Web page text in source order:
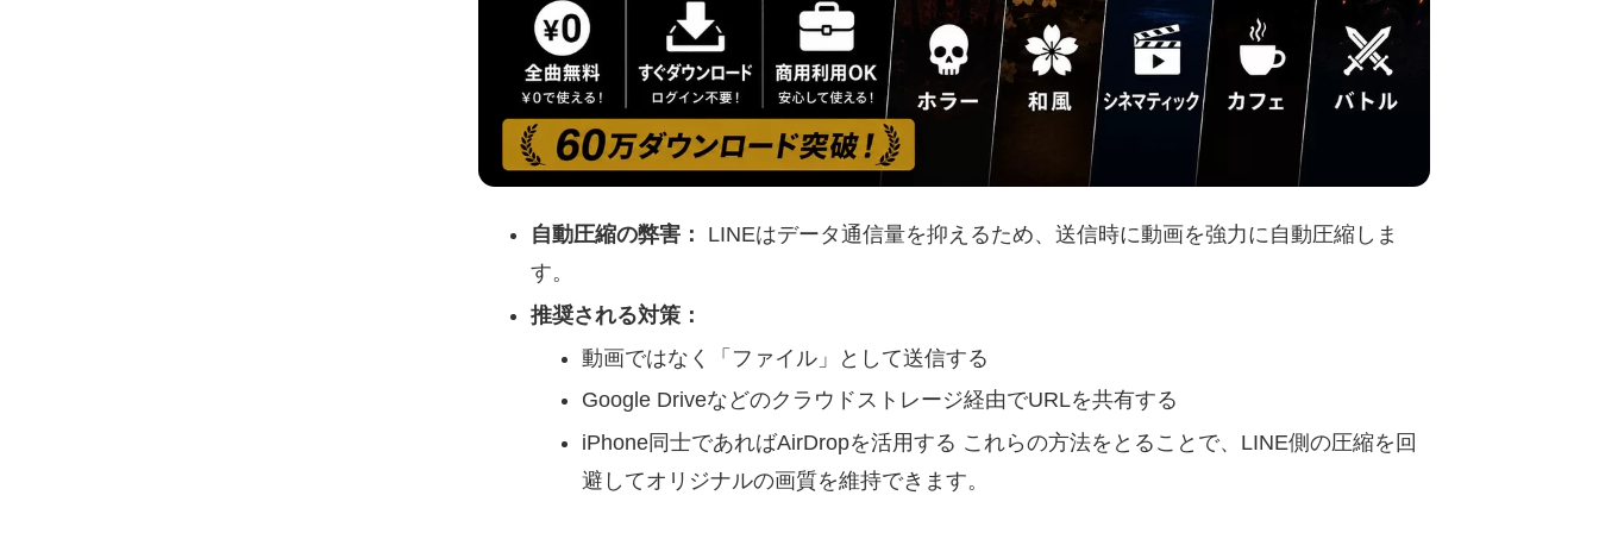
自動圧縮の弊害：
LINEはデータ通信量を抑えるため、送信時に動画を強力に自動圧縮しま
す。
推奨される対策：
動画ではなく「ファイル」として送信する
Google Driveなどのクラウドストレージ経由でURLを共有する
iPhone同士であればAirDropを活用する これらの方法をとることで、LINE側の圧縮を回
避してオリジナルの画質を維持できます。